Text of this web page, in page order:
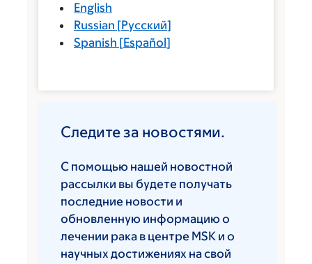
English
Russian [Русский]
Spanish [Español]
Следите за новостями.
С помощью нашей новостной
рассылки вы будете получать
последние новости и
обновленную информацию о
лечении рака в центре MSK и о
научных достижениях на свой